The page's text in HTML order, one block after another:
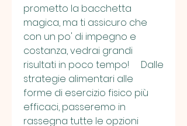
prometto la bacchetta
magica, ma ti assicuro che
con un po' di impegno e
costanza, vedrai grandi
risultati in poco tempo!     Dalle
strategie alimentari alle
forme di esercizio fisico più
efficaci, passeremo in
rassegna tutte le opzioni